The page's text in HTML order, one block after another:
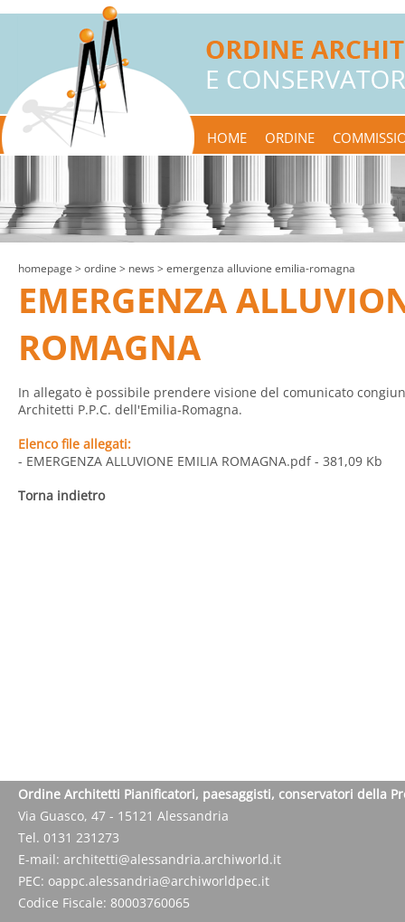
HOME ORDINE
homepage > ordine > news > emergenza alluvione emilia-romagna
EMERGENZA
ROMAGNA
In allegato è possibile prendere visione del comunicato
Architetti P.P.C. dell'Emilia-Romagna.
Elenco file allegati:
- EMERGENZA ALLUVIONE EMILIA ROMAGNA.pdf- 381,09 Kb
Torna indietro
Ordine Architetti Pianificatori, paesaggisti, conservatori della
Via Guasco, 47 - 15121 Alessandria
Tel. 0131 231273
E-mail: architetti@alessandria.archiworld.it
PEC: oappc.alessandria@archiworldpec.it
Codice Fiscale: 80003760065